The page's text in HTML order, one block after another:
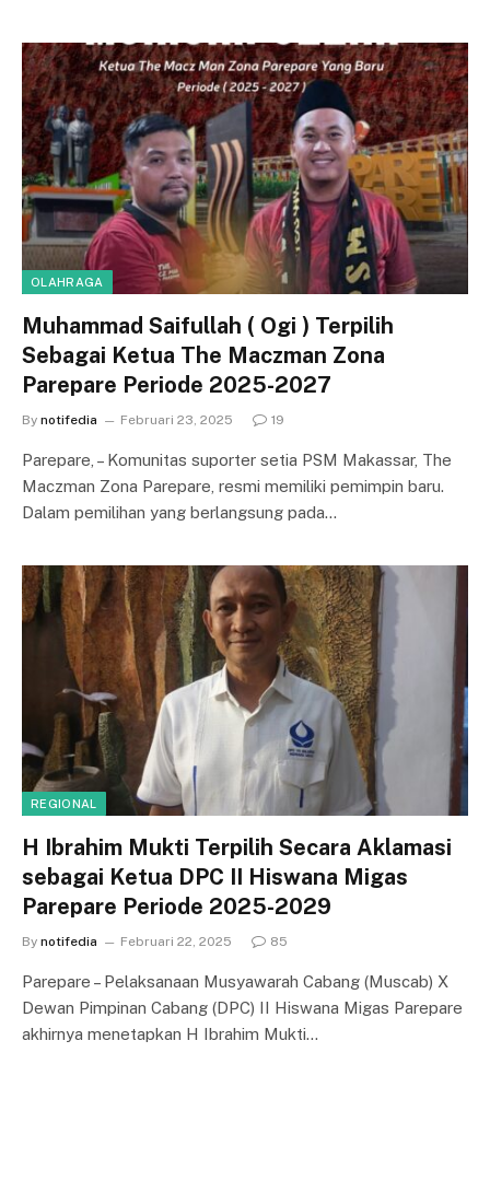
OLAHRAGA
Muhammad Saifullah ( Ogi ) Terpilih
Sebagai Ketua The Maczman Zona
Parepare Periode 2025-2027
By notifedia Februari 23, 2025 19
Parepare, – Komunitas suporter setia PSM Makassar, The
Maczman Zona Parepare, resmi memiliki pemimpin baru.
Dalam pemilihan yang berlangsung pada…
REGIONAL
H Ibrahim Mukti Terpilih Secara Aklamasi
sebagai Ketua DPC II Hiswana Migas
Parepare Periode 2025-2029
By notifedia Februari 22, 2025 85
Parepare – Pelaksanaan Musyawarah Cabang (Muscab) X
Dewan Pimpinan Cabang (DPC) II Hiswana Migas Parepare
akhirnya menetapkan H Ibrahim Mukti…